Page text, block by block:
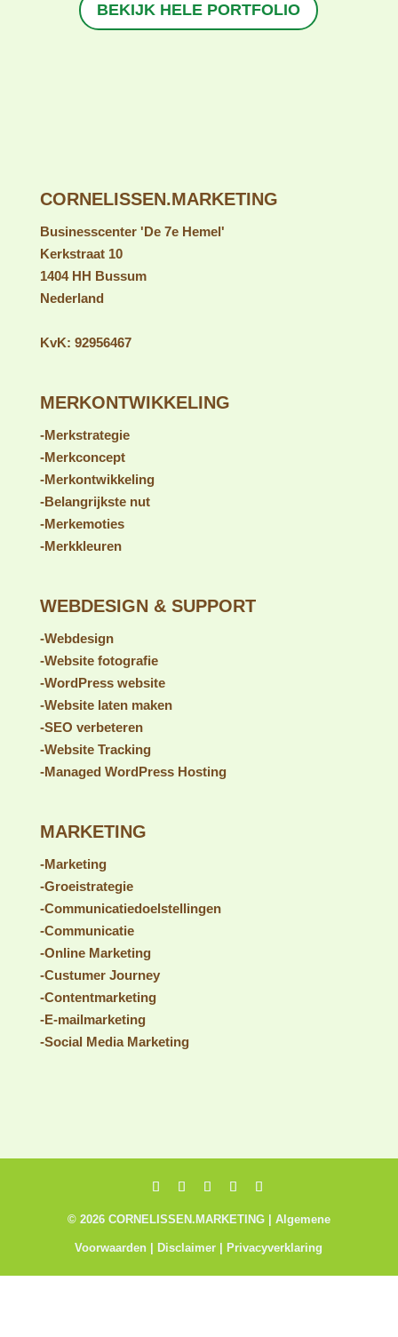
BEKIJK HELE PORTFOLIO
CORNELISSEN.MARKETING
Businesscenter 'De 7e Hemel'
Kerkstraat 10
1404 HH Bussum
Nederland
KvK: 92956467
MERKONTWIKKELING
-Merkstrategie
-Merkconcept
-Merkontwikkeling
-Belangrijkste nut
-Merkemoties
-Merkkleuren
WEBDESIGN & SUPPORT
-Webdesign
-Website fotografie
-WordPress website
-Website laten maken
-SEO verbeteren
-Website Tracking
-Managed WordPress Hosting
MARKETING
-Marketing
-Groeistrategie
-Communicatiedoelstellingen
-Communicatie
-Online Marketing
-Custumer Journey
-Contentmarketing
-E-mailmarketing
-Social Media Marketing
© 2026CORNELISSEN.MARKETING | Algemene
Voorwaarden |Disclaimer |Privacyverklaring